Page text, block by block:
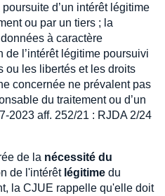
poursuite d’un intérêt légitime
ou par un tiers ; la
à caractère
l’intérêt légitime poursuivi
ou les libertés et les droits
concernée ne prévalent pas
du traitement ou d’un
2023 aff. 252/21 : RJDA 2/24
de la nécessité du
de l'intérêt légitime du
la CJUE rappelle qu'elle doit